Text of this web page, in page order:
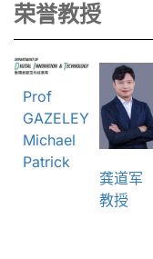
荣誉教授
Prof
GAZELEY
Michael
Patrick
龚道军
教授